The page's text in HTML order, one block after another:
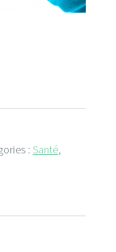
: Santé,